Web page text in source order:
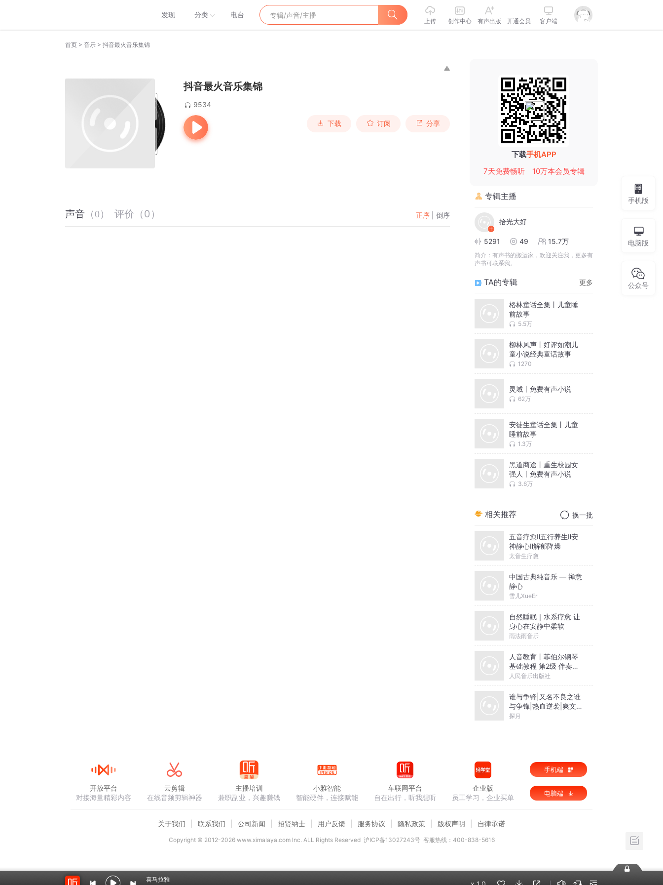
发现 分类 电台
上传 创作中心 有声出版 开通会员 客户端
首页 > 音乐 > 抖音最火音乐集锦
抖音最火音乐集锦
9534
下载 订阅 分享
声音 （0） 评价 （0 ） 正序 倒序
下载手机APP
7天免费畅听
10万本会员专辑
专辑主播
拾光大好
5291 49 15.7万
简介： 有声书的搬运家，欢迎关注我，更多有
声书可联系我。
TA的专辑 更多
格林童话全集丨儿童睡
前故事
5.5万
柳林风声丨好评如潮儿
童小说经典童话故事
1270
灵域丨免费有声小说
62万
安徒生童话全集丨儿童
睡前故事
1.3万
黑道商途丨重生校园女
强人丨免费有声小说
3.6万
相关推荐 换一批
五音疗愈Ⅱ五行养生Ⅱ安
神静心Ⅱ解郁降燥
太音生疗愈
中国古典纯音乐 — 禅意
静心
雪儿XueEr
自然睡眠｜水系疗愈 让
身心在安静中柔软
雨法雨音乐
人音教育丨菲伯尔钢琴
基础教程 第2级 伴奏音
乐
人民音乐出版社
谁与争锋|又名不良之谁
与争锋|热血逆袭|爽文爆
笑|会员免费
探月
手机版
电脑版
公众号
喜马拉雅
开放平台
对接海量精彩内容
云剪辑
在线音频剪辑神器
主播培训
兼职副业，兴趣赚钱
小雅智能
智能硬件，连接赋能
车联网平台
自在出行，听我想听
企业版
员工学习，企业买单
手机端
电脑端
关于我们 联系我们 公司新闻 招贤纳士 用户反馈 服务协议 隐私政策 版权声明 自律承诺
Copyright © 2012-2026www.ximalaya.com lnc. ALL Rights Reserved 沪ICP备13027243号 客服热线：400-838-5616